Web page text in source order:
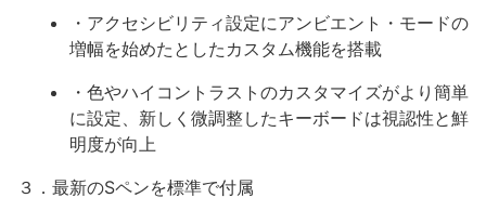
・アクセシビリティ設定にアンビエント・モードの
増幅を始めたとしたカスタム機能を搭載
・色やハイコントラストのカスタマイズがより簡単
に設定、新しく微調整したキーボードは視認性と鮮
明度が向上
３．最新のSペンを標準で付属